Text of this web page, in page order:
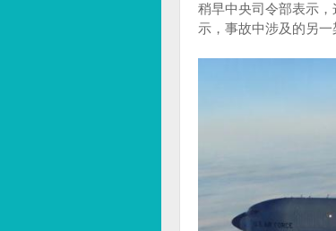
稍早中央司令部表示
示，事故中涉及的另一